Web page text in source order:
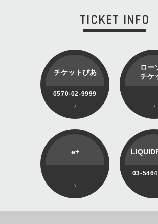
TICKET INFO
チケットぴあ
0570-02-9999
ロー
チケ
e+
03-